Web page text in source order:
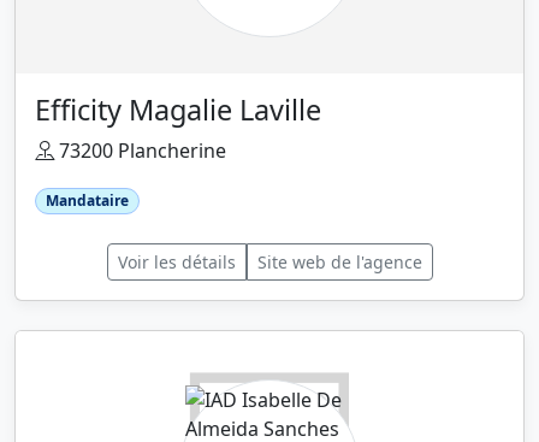
Efficity Magalie Laville
73200 Plancherine
Mandataire
Voir les détails Site web de l'agence